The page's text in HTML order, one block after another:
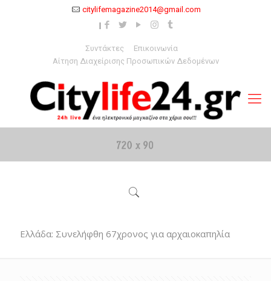
citylifemagazine2014@gmail.com
Συντάκτες
Επικοινωνία
Αίτηση Διαχείρισης Προσωπικών Δεδομένων
Ελλάδα: Συνελήφθη 67χρονος για αρχαιοκαπηλία